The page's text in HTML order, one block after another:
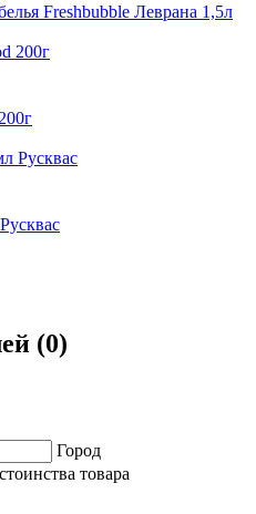
Freshbubble Леврана 1,5л
(0)
Город
товара